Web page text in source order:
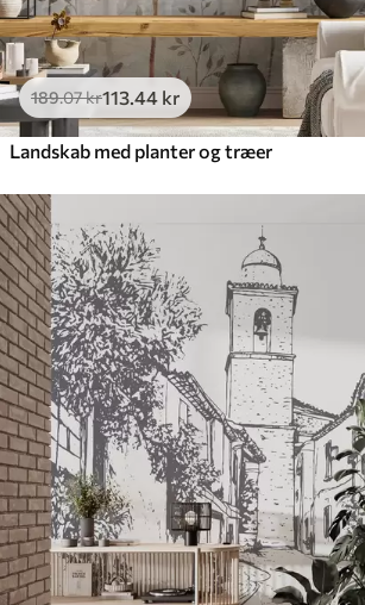
189.07kr113.44 kr
Landskab med planter og træer